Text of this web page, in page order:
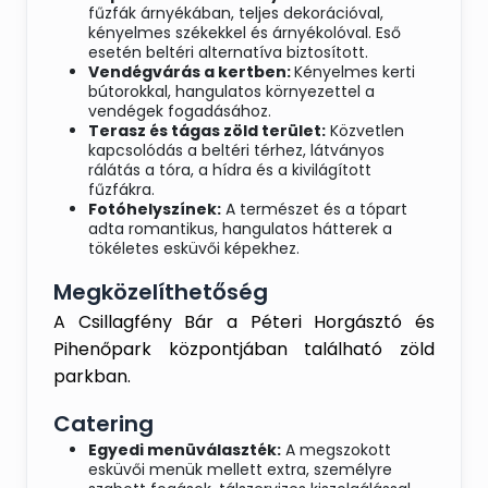
napját.
Hideg füstölt kacsamell,
karamellizált balzsamecettel,
Waldorf saláta ágyon
Házi füstölésű hátszín szeletek
barbecue szósszal, és coleslaw
salátával
Préselt jérce terrine mozaikolt
zöldségágyon, marinált paprikával
LEVESEK
Újházi tyúkhúsleves csigatésztával
hússal, zöldségekkel gazdagon
tálalva
Tárkonyos szárnyas raguleves
töltött jércemell
Jérce Cordon Bleu
fűzfák árnyékában, teljes dekorációval,
kényelmes székekkel és árnyékolóval. Eső
esetén beltéri alternatíva biztosított.
Vendégvárás a kertben:Kényelmes kerti
bútorokkal, hangulatos környezettel a
vendégek fogadásához.
Terasz és tágas zöld terület: Közvetlen
kapcsolódás a beltéri térhez, látványos
rálátás a tóra, a hídra és a kivilágított
fűzfákra.
Fotóhelyszínek: A természet és a tópart
adta romantikus, hangulatos hátterek a
tökéletes esküvői képekhez.
Megközelíthetőség
A Csillagfény Bár a Péteri Horgásztó és
Pihenőpark központjában található zöld
parkban.
Catering
Egyedi menüválaszték: A megszokott
esküvői menük mellett extra, személyre